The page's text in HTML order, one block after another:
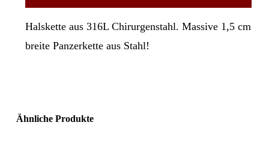
Halskette aus 316L Chirurgenstahl. Massive 1,5 cm
breite Panzerkette aus Stahl!
Ähnliche Produkte